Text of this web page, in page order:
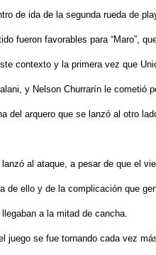
de ida de la segunda rueda de
fueron favorables para “Maro”,
contexto y la primera vez que
y Nelson Churrarín le cometió
del arquero que se lanzó al otro
al ataque, a pesar de que el
de ello y de la complicación que
a la mitad de cancha.
juego se fue tornando cada vez